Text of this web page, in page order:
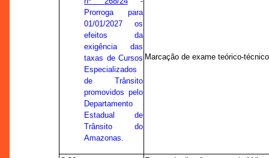
Prorroga para
01/01/2027 os
efeitos da
exigência das
taxas de Cursos
Especializados
de Trânsito
promovidos pelo
Departamento
Estadual de
Trânsito do
Amazonas.
Marcação de exame teórico-técnico